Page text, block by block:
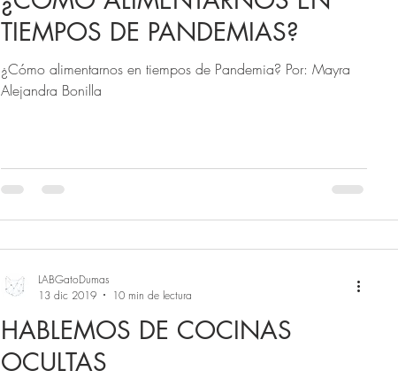
TIEMPOS DE PANDEMIAS?
¿Cómo alimentarnos en tiempos de Pandemia? Por: Mayra
Alejandra Bonilla
HABLEMOS DE COCINAS
OCULTAS
LABGatoDumas
13 dic 2019
10 min de lectura